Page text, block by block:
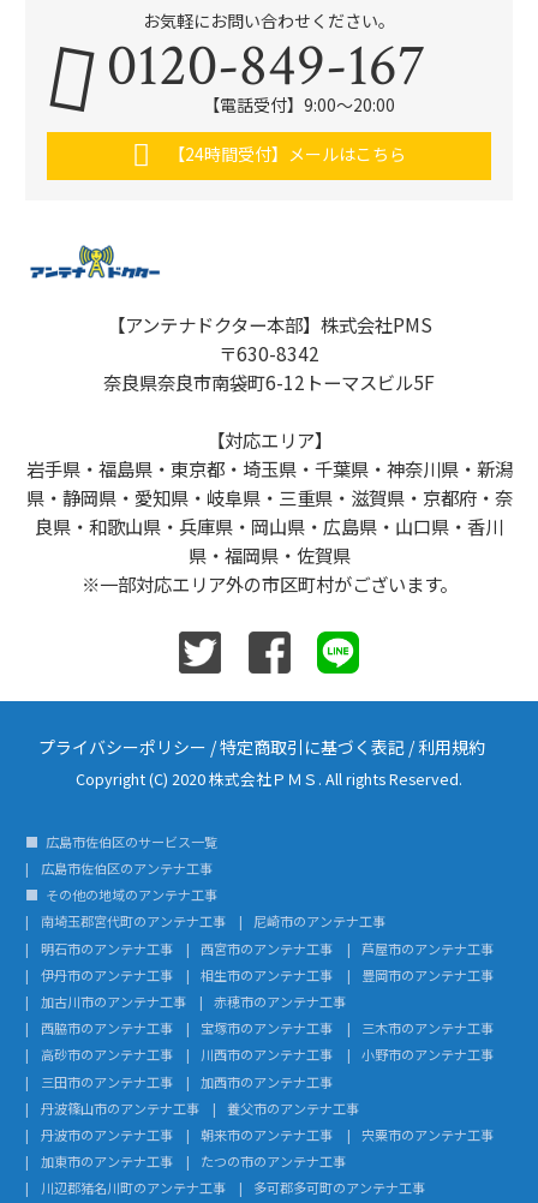
お気軽にお問い合わせください。
0120-849-167
【電話受付】9:00〜20:00
【24時間受付】メールはこちら
【アンテナドクター本部】株式会社PMS
〒630-8342
奈良県奈良市南袋町6-12トーマスビル5F
【対応エリア】
岩手県・福島県・東京都・埼玉県・千葉県・神奈川県・新潟
県・静岡県・愛知県・岐阜県・三重県・滋賀県・京都府・奈
良県・和歌山県・兵庫県・岡山県・広島県・山口県・香川
県・福岡県・佐賀県
※一部対応エリア外の市区町村がございます。
プライバシーポリシー /特定商取引に基づく表記 /利用規約
Copyright (C) 2020 株式会社ＰＭＳ. All rights Reserved.
広島市佐伯区のサービス一覧
広島市佐伯区のアンテナ工事
その他の地域のアンテナ工事
南埼玉郡宮代町のアンテナ工事
尼崎市のアンテナ工事
明石市のアンテナ工事
西宮市のアンテナ工事
芦屋市のアンテナ工事
伊丹市のアンテナ工事
相生市のアンテナ工事
豊岡市のアンテナ工事
加古川市のアンテナ工事
赤穂市のアンテナ工事
西脇市のアンテナ工事
宝塚市のアンテナ工事
三木市のアンテナ工事
高砂市のアンテナ工事
川西市のアンテナ工事
小野市のアンテナ工事
三田市のアンテナ工事
加西市のアンテナ工事
丹波篠山市のアンテナ工事
養父市のアンテナ工事
丹波市のアンテナ工事
朝来市のアンテナ工事
宍粟市のアンテナ工事
加東市のアンテナ工事
たつの市のアンテナ工事
川辺郡猪名川町のアンテナ工事
多可郡多可町のアンテナ工事